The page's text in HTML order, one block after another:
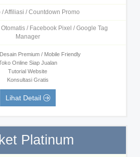
/ Affiliasi / Countdown Promo
/ Facebook Pixel / Google Tag
Manager
Premium / Mobile Friendly
Online Siap Jualan
Tutorial Website
Konsultasi Gratis
Lihat Detail
Platinum